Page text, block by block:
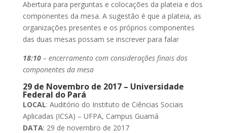
Abertura para perguntas e colocações da plateia e dos
componentes da mesa. A sugestão é que a plateia, as
organizações presentes e os próprios componentes
das duas mesas possam se inscrever para falar
18:10– encerramento com considerações finais dos
componentes da mesa
29 de Novembro de 2017 – Universidade
Federal do Pará
LOCAL: Auditório do Instituto de Ciências Sociais
Aplicadas (ICSA) – UFPA, Campus Guamá
DATA: 29 de novembro de 2017